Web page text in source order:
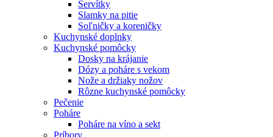
Servítky
Slamky na pitie
Soľničky a koreničky
Kuchynské doplnky
Kuchynské pomôcky
Dosky na krájanie
Dózy a poháre s vekom
Nože a držiaky nožov
Rôzne kuchynské pomôcky
Pečenie
Poháre
Poháre na víno a sekt
Príbory